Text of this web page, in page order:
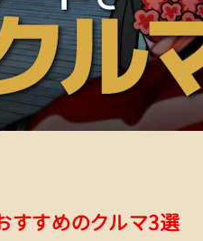
すすめのクルマ3選